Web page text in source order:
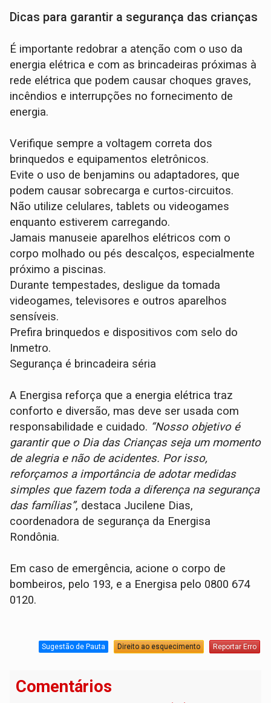
Dicas para garantir a segurança das crianças
É importante redobrar a atenção com o uso da
energia elétrica e com as brincadeiras próximas à
rede elétrica que podem causar choques graves,
incêndios e interrupções no fornecimento de
energia.
Verifique sempre a voltagem correta dos
brinquedos e equipamentos eletrônicos.
Evite o uso de benjamins ou adaptadores, que
podem causar sobrecarga e curtos-circuitos.
Não utilize celulares, tablets ou videogames
enquanto estiverem carregando.
Jamais manuseie aparelhos elétricos com o
corpo molhado ou pés descalços, especialmente
próximo a piscinas.
Durante tempestades, desligue da tomada
videogames, televisores e outros aparelhos
sensíveis.
Prefira brinquedos e dispositivos com selo do
Inmetro.
Segurança é brincadeira séria
A Energisa reforça que a energia elétrica traz
conforto e diversão, mas deve ser usada com
responsabilidade e cuidado. “Nosso objetivo é
garantir que o Dia das Crianças seja um momento
de alegria e não de acidentes. Por isso,
reforçamos a importância de adotar medidas
simples que fazem toda a diferença na segurança
das famílias”, destaca Jucilene Dias,
coordenadora de segurança da Energisa
Rondônia.
Em caso de emergência, acione o corpo de
bombeiros, pelo 193, e a Energisa pelo 0800 674
0120.
Sugestão de Pauta Direito ao esquecimento Reportar Erro
Comentários